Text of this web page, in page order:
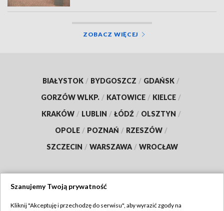
ZOBACZ WIĘCEJ
BIAŁYSTOK / BYDGOSZCZ / GDAŃSK /
GORZÓW WLKP. / KATOWICE / KIELCE /
KRAKÓW / LUBLIN / ŁÓDŹ / OLSZTYN /
OPOLE / POZNAŃ / RZESZÓW /
SZCZECIN / WARSZAWA / WROCŁAW
Szanujemy Twoją prywatność
Kliknij "Akceptuję i przechodzę do serwisu", aby wyrazić zgody na